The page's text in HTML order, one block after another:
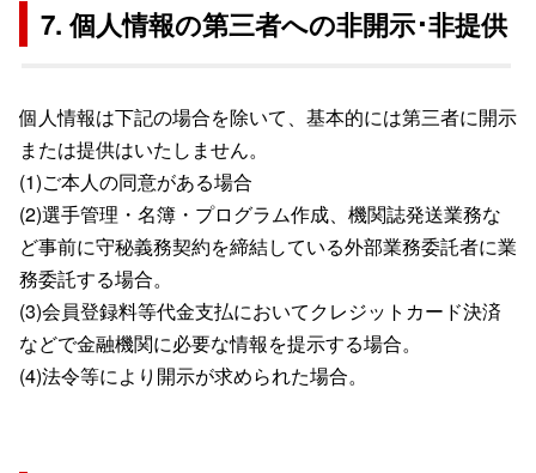
7. 個人情報の第三者への非開示･非提供
個人情報は下記の場合を除いて、基本的には第三者に開示
または提供はいたしません。
(1)ご本人の同意がある場合
(2)選手管理・名簿・プログラム作成、機関誌発送業務な
ど事前に守秘義務契約を締結している外部業務委託者に業
務委託する場合。
(3)会員登録料等代金支払においてクレジットカード決済
などで金融機関に必要な情報を提示する場合。
(4)法令等により開示が求められた場合。